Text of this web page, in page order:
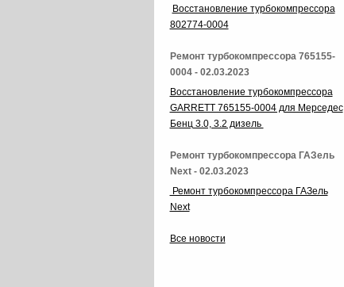
Восстановление турбокомпрессора
802774-0004
Ремонт турбокомпрессора 765155-
0004 - 02.03.2023
Восстановление турбокомпрессора
GARRETT 765155-0004 для Мерседес
Бенц 3.0, 3.2 дизель
Ремонт турбокомпрессора ГАЗель
Next - 02.03.2023
Ремонт турбокомпрессора ГАЗель
Next
Все новости